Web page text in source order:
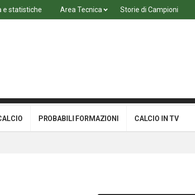
e statistiche Area Tecnica Storie di Campioni
PROBABILI FORMAZIONI CALCIO IN TV